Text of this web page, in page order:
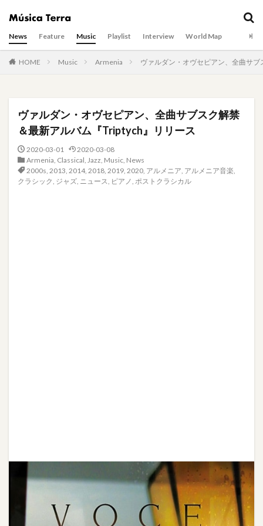
News Feature Music Playlist Interview World Map
HOME Music Armenia ヴァルダン・オヴセピアン、全曲サ
ヴァルダン・オヴセピアン、全曲サブスク解禁
＆最新アルバム『Triptych』リリース
2020-03-01
2020-03-08
Armenia, Classical, Jazz, Music, News
2000s, 2013, 2014, 2018, 2019, 2020, アルメニア, アルメニア音楽,
クラシック, ジャズ, ニュース, ピアノ, ポストクラシカル